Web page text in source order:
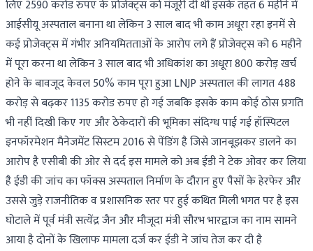
लिए 2590 करोड रुपए के प्रोजेक्ट्स को मंजूरी दी थी इसके तहत 6 महीने में
आईसीयू अस्पताल बनाना था लेकिन 3 साल बाद भी काम अधूरा रहा इनमें से
कई प्रोजेक्ट्स में गंभीर अनियमितताओं के आरोप लगे हैं प्रोजेक्ट्स को 6 महीने
में पूरा करना था लेकिन 3 साल बाद भी अधिकांश का अधूरा 800 करोड़ खर्च
होने के बावजूद केवल 50% काम पूरा हुआ LNJP अस्पताल की लागत 488
करोड़ से बढ़कर 1135 करोड रुपए हो गई जबकि इसके काम कोई ठोस प्रगति
भी नहीं दिखी किए गए और ठेकेदारों की भूमिका संदिग्ध पाई गई हॉस्पिटल
इनफॉरमेशन मैनेजमेंट सिस्टम 2016 से पेंडिंग है जिसे जानबूझकर डालने का
आरोप है एसीबी की ओर से दर्द इस मामले को अब ईडी ने टेक ओवर कर लिया
है ईडी की जांच का फॉक्स अस्पताल निर्माण के दौरान हुए पैसों के हेरफेर और
उससे जुड़े राजनीतिक व प्रशासनिक स्तर पर हुई कथित मिली भगत पर है इस
घोटाले में पूर्व मंत्री सत्येंद्र जैन और मौजूदा मंत्री सौरभ भारद्वाज का नाम सामने
आया है दोनों के खिलाफ मामला दर्ज कर ईडी ने जांच तेज कर दी है